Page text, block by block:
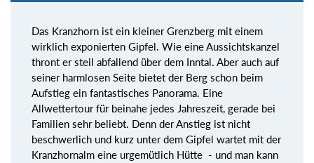
Das Kranzhorn ist ein kleiner Grenzberg mit einem
wirklich exponierten Gipfel. Wie eine Aussichtskanzel
thront er steil abfallend über dem Inntal. Aber auch auf
seiner harmlosen Seite bietet der Berg schon beim
Aufstieg ein fantastisches Panorama. Eine
Allwettertour für beinahe jedes Jahreszeit, gerade bei
Familien sehr beliebt. Denn der Anstieg ist nicht
beschwerlich und kurz unter dem Gipfel wartet mit der
Kranzhornalm eine urgemütlich Hütte - und man kann